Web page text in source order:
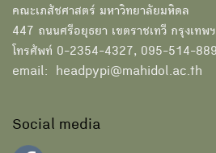
คณะเภสัชศาสตร์ มหาวิทยาลัยมหิดล
447 ถนนศรีอยุธยา เขตราชเทวี กรุงเทพ
โทรศัพท์ 0-2354-4327, 095-514-
email: headpypi@mahidol.ac.th
Social media